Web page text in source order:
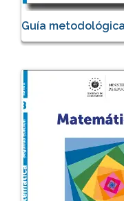
Guía